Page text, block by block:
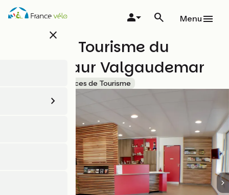
Aller
au
close
Menu
Office de Tourisme du
Champsaur Valgaudemar
Offices de Tourisme